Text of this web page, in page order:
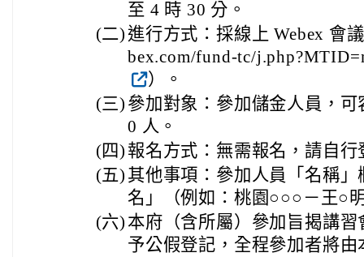
至 4 時 30 分。
(二) 進行方式：採線上 Webex 會
bex.com/fund-tc/
）。
(三) 參加對象：參加儲金人員，
0 人。
(四) 報名方式：無需報名，請自行
(五) 其他事項：參加人員「名稱
名」（例如：桃園○○○－王○
(六) 本府（含所屬）參加旨揭講
予公假登記，全程參加者將